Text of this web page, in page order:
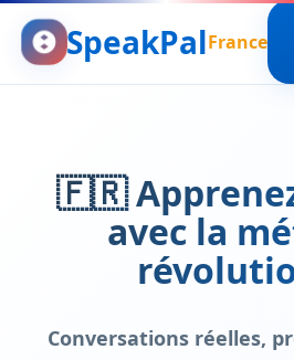
SpeakPalFrance
🇫🇷
avec la
Conversations réelles,